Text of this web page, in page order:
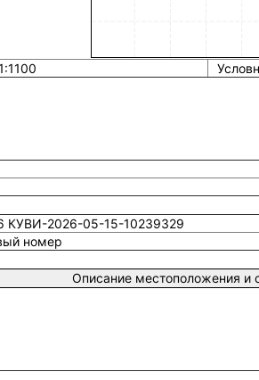
КУВИ-2026-05-15-10239329
номер
Описание местоположения и